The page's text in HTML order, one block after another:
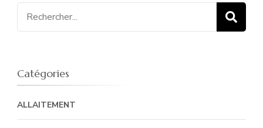
Recherche
pour
Catégories
ALLAITEMENT